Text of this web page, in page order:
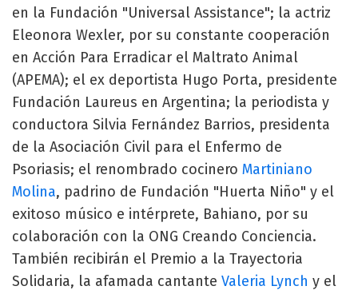
en la Fundación "Universal Assistance"; la actriz
Eleonora Wexler, por su constante cooperación
en Acción Para Erradicar el Maltrato Animal
(APEMA); el ex deportista Hugo Porta, presidente
Fundación Laureus en Argentina; la periodista y
conductora Silvia Fernández Barrios, presidenta
de la Asociación Civil para el Enfermo de
Psoriasis; el renombrado cocinero Martiniano
Molina, padrino de Fundación "Huerta Niño" y el
exitoso músico e intérprete, Bahiano, por su
colaboración con la ONG Creando Conciencia.
También recibirán el Premio a la Trayectoria
Solidaria, la afamada cantante Valeria Lynch y el